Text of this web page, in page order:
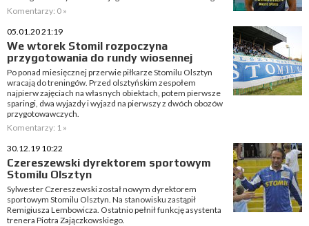
Komentarzy: 0 »
05.01.20 21:19
We wtorek Stomil rozpoczyna
przygotowania do rundy wiosennej
Po ponad miesięcznej przerwie piłkarze Stomilu Olsztyn
wracają do treningów. Przed olsztyńskim zespołem
najpierw zajęciach na własnych obiektach, potem pierwsze
sparingi, dwa wyjazdy i wyjazd na pierwszy z dwóch obozów
przygotowawczych.
Komentarzy: 1 »
30.12.19 10:22
Czereszewski dyrektorem sportowym
Stomilu Olsztyn
Sylwester Czereszewski został nowym dyrektorem
sportowym Stomilu Olsztyn. Na stanowisku zastąpił
Remigiusza Lembowicza. Ostatnio pełnił funkcję asystenta
trenera Piotra Zajączkowskiego.